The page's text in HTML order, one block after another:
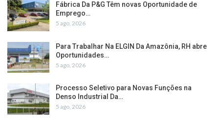
Fábrica Da P&G Têm novas Oportunidade de
Emprego…
5 ago, 2026
Para Trabalhar Na ELGIN Da Amazônia, RH abre
Oportunidades…
5 ago, 2026
Processo Seletivo para Novas Funções na
Denso Industrial Da…
5 ago, 2026